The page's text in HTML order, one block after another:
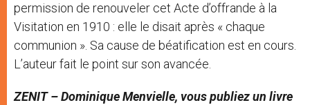
permission de renouveler cet Acte d’offrande à la
Visitation en 1910 : elle le disait après « chaque
communion ». Sa cause de béatification est en cours.
L’auteur fait le point sur son avancée.
ZENIT – Dominique Menvielle, vous publiez un livre